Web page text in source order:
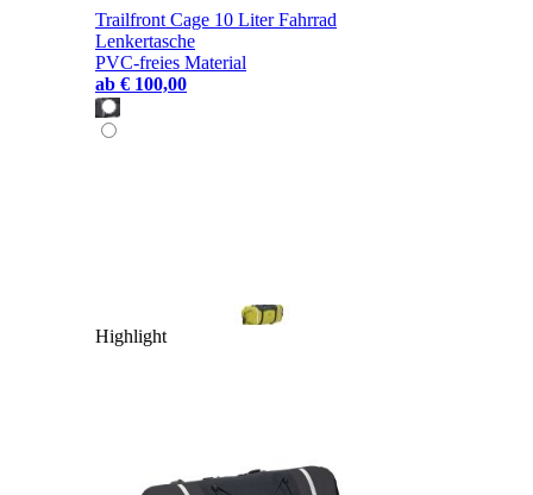
Trailfront Cage 10 Liter Fahrrad
Lenkertasche
PVC-freies Material
ab € 100,00
Highlight